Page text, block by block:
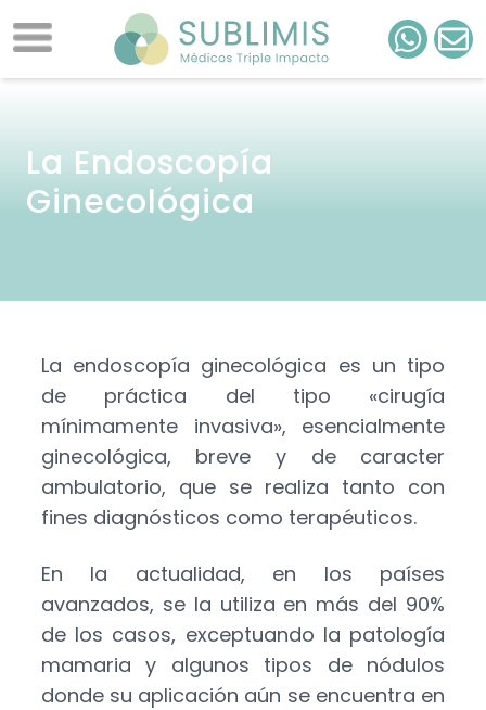
La Endoscopía
Ginecológica
La endoscopía ginecológica es un tipo
de práctica del tipo «cirugía
mínimamente invasiva», esencialmente
ginecológica, breve y de caracter
ambulatorio, que se realiza tanto con
fines diagnósticos como terapéuticos.
En la actualidad, en los países
avanzados, se la utiliza en más del 90%
de los casos, exceptuando la patología
mamaria y algunos tipos de nódulos
donde su aplicación aún se encuentra en